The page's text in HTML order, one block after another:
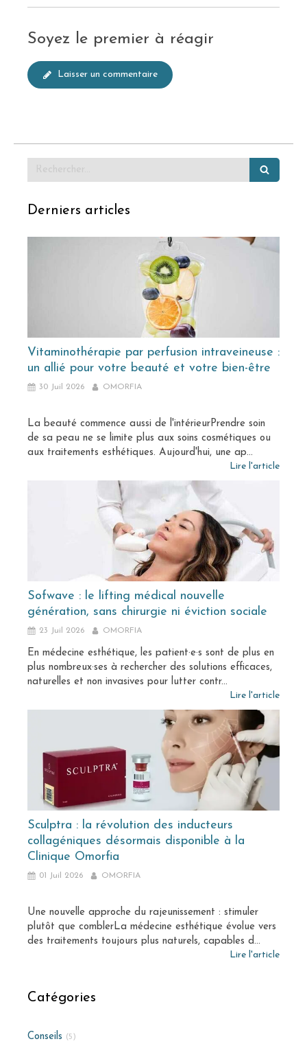
Soyez le premier à réagir
Laisser un commentaire
Derniers articles
Vitaminothérapie par perfusion intraveineuse :
un allié pour votre beauté et votre bien-être
30 Juil 2026 OMORFIA
La beauté commence aussi de l'intérieurPrendre soin
de sa peau ne se limite plus aux soins cosmétiques ou
aux traitements esthétiques. Aujourd'hui, une ap...
Lire l'article
Sofwave : le lifting médical nouvelle
génération, sans chirurgie ni éviction sociale
23 Juil 2026 OMORFIA
En médecine esthétique, les patient·e·s sont de plus en
plus nombreux·ses à rechercher des solutions efficaces,
naturelles et non invasives pour lutter contr...
Lire l'article
Sculptra : la révolution des inducteurs
collagéniques désormais disponible à la
Clinique Omorfia
01 Juil 2026 OMORFIA
Une nouvelle approche du rajeunissement : stimuler
plutôt que comblerLa médecine esthétique évolue vers
des traitements toujours plus naturels, capables d...
Lire l'article
Catégories
Conseils (5)